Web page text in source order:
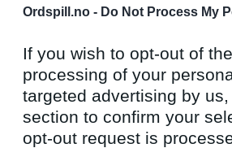
Ordspill.no - Do Not Process My
If you wish to opt-out of
processing of your
targeted advertising by
section to confirm your
opt-out request is
- Ikke medlem lenger
Antall innlegg:
2459
ut glatt eller ei...:)
Pleier du å ha nyttårsforsetter?
Emil1960